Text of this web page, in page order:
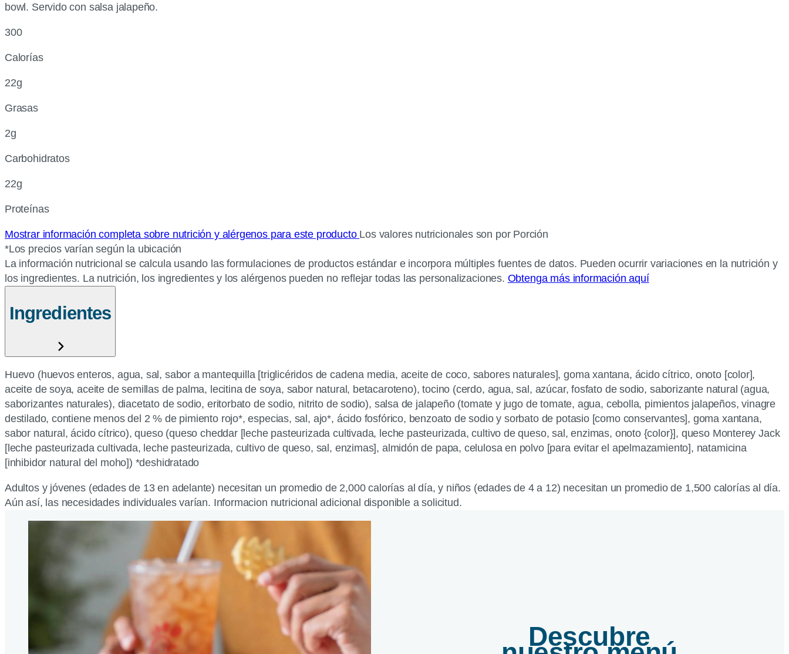
bowl. Servido con salsa jalapeño.
300
Calorías
22g
Grasas
2g
Carbohidratos
22g
Proteínas
Mostrar información completa sobre nutrición y alérgenos para este producto Los valores nutricionales son por Porción
*Los precios varían según la ubicación
La información nutricional se calcula usando las formulaciones de productos estándar e incorpora múltiples fuentes de datos. Pueden ocurrir variaciones en la nutrición y
los ingredientes. La nutrición, los ingredientes y los alérgenos pueden no reflejar todas las personalizaciones. Obtenga más información aquí
Ingredientes
Huevo (huevos enteros, agua, sal, sabor a mantequilla [triglicéridos de cadena media, aceite de coco, sabores naturales], goma xantana, ácido cítrico, onoto [color],
aceite de soya, aceite de semillas de palma, lecitina de soya, sabor natural, betacaroteno), tocino (cerdo, agua, sal, azúcar, fosfato de sodio, saborizante natural (agua,
saborizantes naturales), diacetato de sodio, eritorbato de sodio, nitrito de sodio), salsa de jalapeño (tomate y jugo de tomate, agua, cebolla, pimientos jalapeños, vinagre
destilado, contiene menos del 2 % de pimiento rojo*, especias, sal, ajo*, ácido fosfórico, benzoato de sodio y sorbato de potasio [como conservantes], goma xantana,
sabor natural, ácido cítrico), queso (queso cheddar [leche pasteurizada cultivada, leche pasteurizada, cultivo de queso, sal, enzimas, onoto {color}], queso Monterey Jack
[leche pasteurizada cultivada, leche pasteurizada, cultivo de queso, sal, enzimas], almidón de papa, celulosa en polvo [para evitar el apelmazamiento], natamicina
[inhibidor natural del moho]) *deshidratado
Adultos y jóvenes (edades de 13 en adelante) necesitan un promedio de 2,000 calorías al día, y niños (edades de 4 a 12) necesitan un promedio de 1,500 calorías al día.
Aún así, las necesidades individuales varían. Informacion nutricional adicional disponible a solicitud.
Descubre